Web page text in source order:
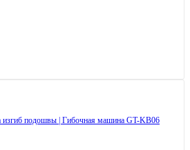
изгиб подошвы | Гибочная машина GT-KB06